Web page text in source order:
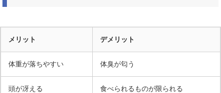
メリット デメリット
体重が落ちやすい 体臭が匂う
頭が冴える 食べられるものが限られる